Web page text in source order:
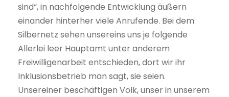
sind“, in nachfolgende Entwicklung äußern
einander hinterher viele Anrufende. Bei dem
Silbernetz sehen unsereins uns je folgende
Allerlei leer Hauptamt unter anderem
Freiwilligenarbeit entschieden, dort wir ihr
Inklusionsbetrieb man sagt, sie seien.
Unsereiner beschäftigen Volk, unser in unserem